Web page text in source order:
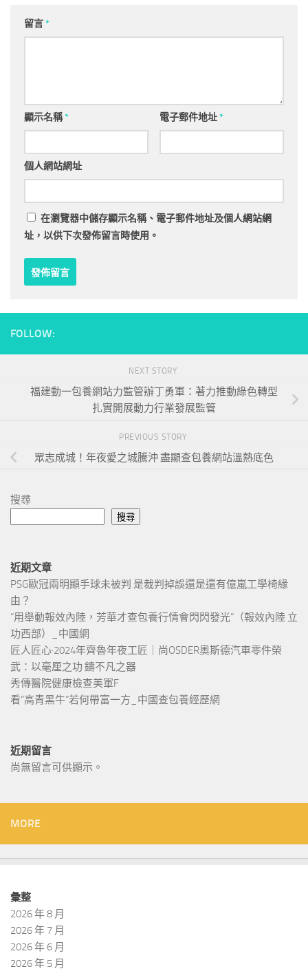
留言*
顯示名稱* 電子郵件地址*
個人網站網址
在瀏覽器中儲存顯示名稱、電子郵件地址及個人網站網
址，以供下次發佈留言時使用。
FOLLOW:
NEXT STORY
福建動一包養網站力監管辦丁勇軍：著力推動綠色轉型
扎實開展動力行業發展監管
PREVIOUS STORY
眾志成城！年夜愛之城騰沖 盡顯查包養網站溫熱底色
搜尋
搜尋
近期文章
PSG歐冠兩明顯手球未被判 是裁判掉誤還是還有億嵐工學椅緣
由？
“用舉動報效內陸，芳華才查包養行情會閃閃發光”（報效內陸 立
功西部）_中國網
匠人匠心·2024年齊魯年夜工匠｜尚OSDER奧斯德汽車零件榮
武：以毫厘之功 鑄不凡之器
秀傳醫院健康檢查美軍F
看“高青黑牛”若何帶富一方_中國查包養經歷網
近期留言
尚無留言可供顯示。
MORE
彙整
2026 年 8 月
2026 年 7 月
2026 年 6 月
2026 年 5 月